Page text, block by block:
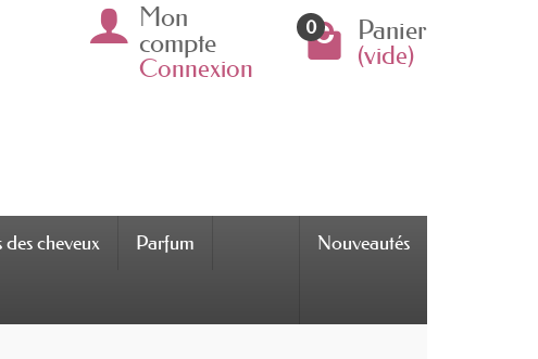
Mon
compte
Connexion
0 Panier
(vide)
cheveux Parfum Nouveautés